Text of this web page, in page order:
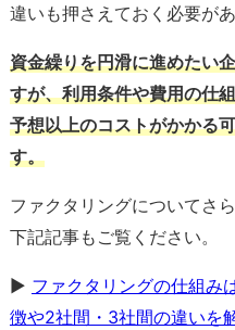
違いも押さえておく必要があ
資金繰りを円滑に進めたい
すが、利用条件や費用の仕
予想以上のコストがかかる
す。
ファクタリングについてさ
下記記事もご覧ください。
▶ ファクタリングの仕組み
徴や2社間・3社間の違いを